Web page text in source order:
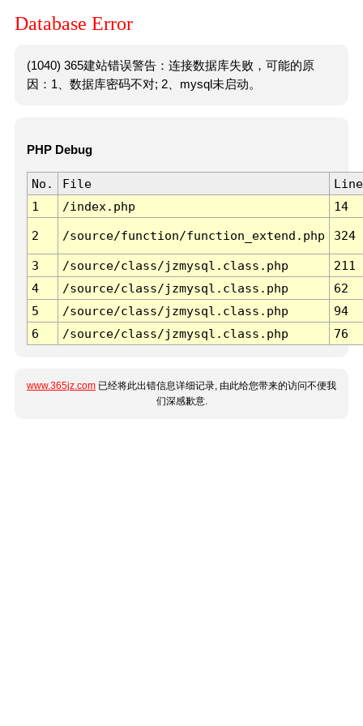
Database Error
(1040) 365建站错误警告：连接数据库失败，可能的原
因：1、数据库密码不对; 2、mysql未启动。
PHP Debug
No. File
Line
1
/index.php 14
2 /source/function/function_extend.php 324
3 /source/class/jzmysql.class.php
211
4
/source/class/jzmysql.class.php
62
5
/source/class/jzmysql.class.php
94
6
/source/class/jzmysql.class.php 76
www.365jz.com 已经将此出错信息详细记录, 由此给您带来的访问不便我
们深感歉意.